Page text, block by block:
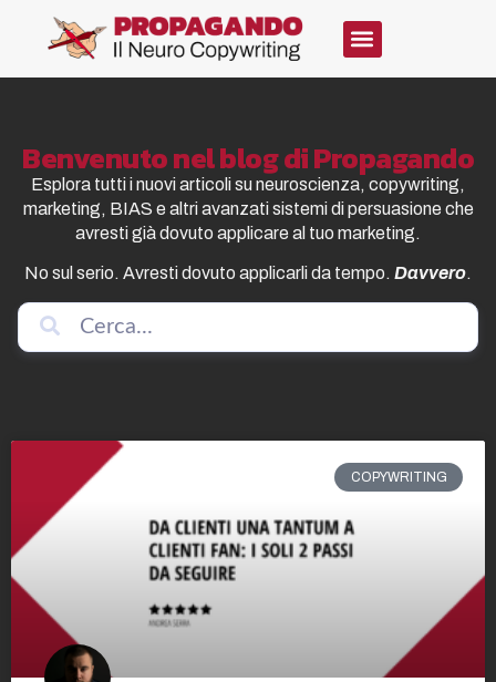
Benvenuto nel blog di Propagando
Esplora tutti i nuovi articoli su neuroscienza, copywriting,
marketing, BIAS e altri avanzati sistemi di persuasione che
avresti già dovuto applicare al tuo marketing.
No sul serio. Avresti dovuto applicarli da tempo. Davvero.
COPYWRITING